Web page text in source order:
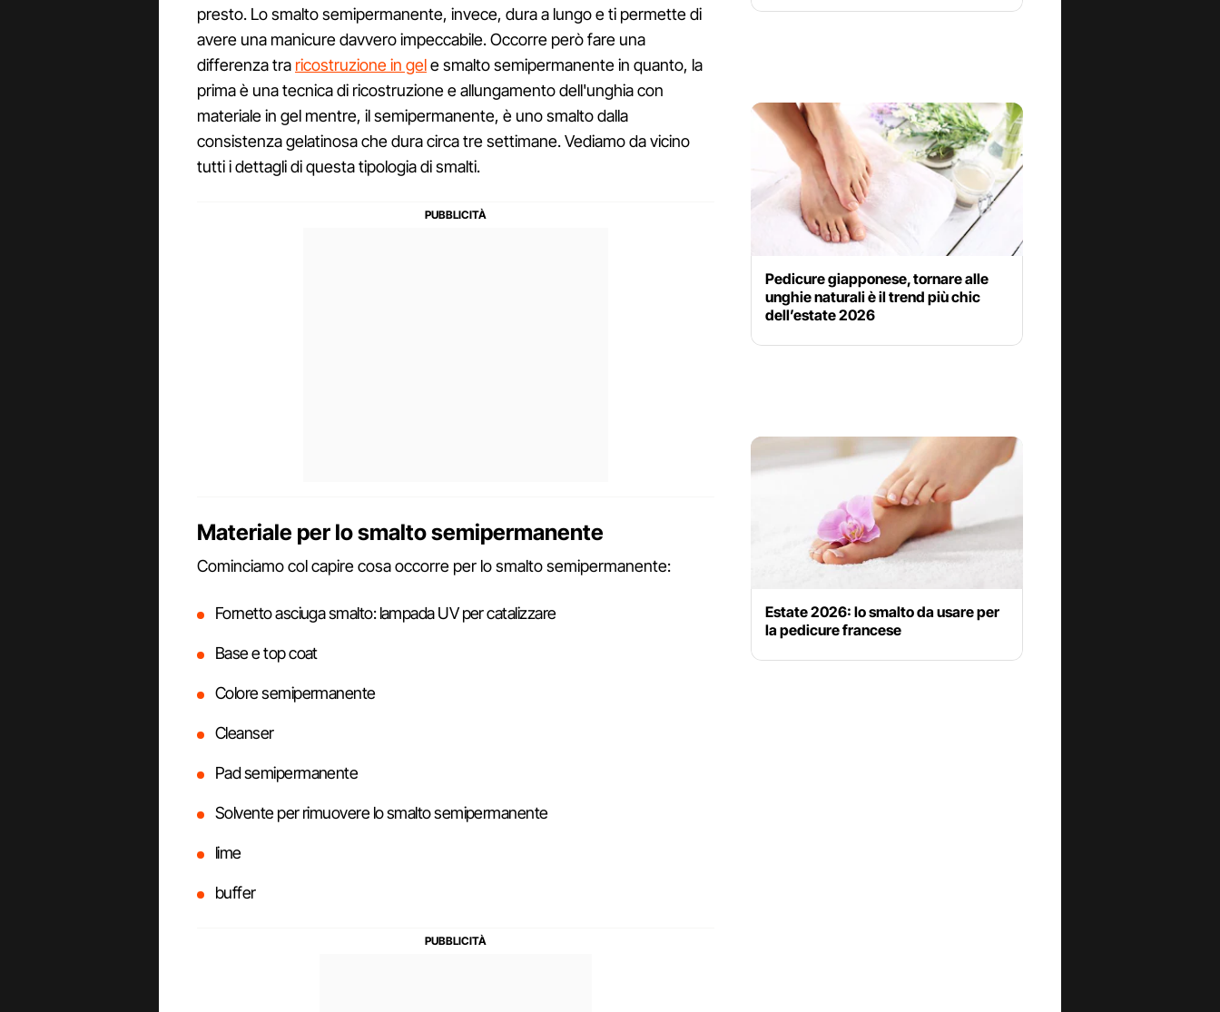
presto. Lo smalto semipermanente, invece, dura a lungo e ti permette di
avere una manicure davvero impeccabile. Occorre però fare una
differenza tra ricostruzione in gele smalto semipermanente in quanto, la
prima è una tecnica di ricostruzione e allungamento dell'unghia con
materiale in gel mentre, il semipermanente, è uno smalto dalla
consistenza gelatinosa che dura circa tre settimane. Vediamo da vicino
tutti i dettagli di questa tipologia di smalti.
Materiale per lo smalto semipermanente
Cominciamo col capire cosa occorre per lo smalto semipermanente:
Fornetto asciuga smalto: lampada UV per catalizzare
Base e top coat
Colore semipermanente
Cleanser
Pad semipermanente
Solvente per rimuovere lo smalto semipermanente
lime
buffer
Pedicure giapponese, tornare alle
unghie naturali è il trend più chic
dell’estate 2026
Estate 2026: lo smalto da usare per
la pedicure francese